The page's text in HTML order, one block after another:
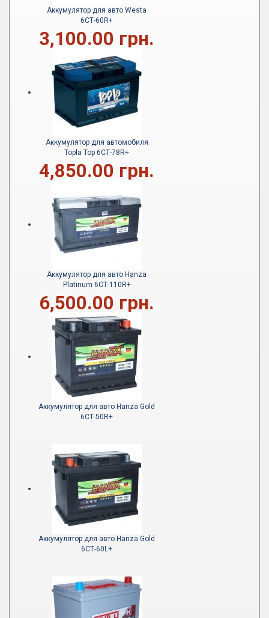
Аккумулятор для авто Westa
6СТ-60R+
3,100.00 грн.
Аккумулятор для автомобиля
Topla Top 6СТ-78R+
4,850.00 грн.
Аккумулятор для авто Hanza
Platinum 6СТ-110R+
6,500.00 грн.
Аккумулятор для авто Hanza Gold
6СТ-50R+
Аккумулятор для авто Hanza Gold
6СТ-60L+